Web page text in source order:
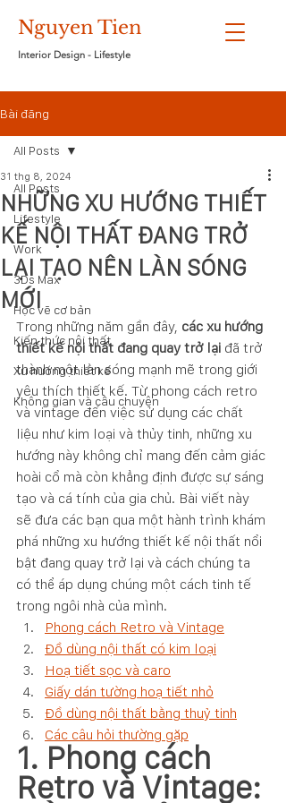
Nguyen Tien
Interior Design - Lifestyle
Bài đăng
All Posts
Lifestyle
Work
3Ds Max
Học vẽ cơ bản
Kiến thức nội thất
Xu hướng thiết kế
Không gian và câu chuyện
All Posts
NHỮNG XU HƯỚNG THIẾT
KẾ NỘI THẤT ĐANG TRỞ
LẠI TẠO NÊN LÀN SÓNG
MỚI
31 thg 8, 2024
Trong những năm gần đây, các xu hướng
thiết kế nội thất đang quay trở lại đã trở
thành một làn sóng mạnh mẽ trong giới
yêu thích thiết kế. Từ phong cách retro
và vintage đến việc sử dụng các chất
liệu như kim loại và thủy tinh, những xu
hướng này không chỉ mang đến cảm giác
hoài cổ mà còn khẳng định được sự sáng
tạo và cá tính của gia chủ. Bài viết này
sẽ đưa các bạn qua một hành trình khám
phá những xu hướng thiết kế nội thất nổi
bật đang quay trở lại và cách chúng ta
có thể áp dụng chúng một cách tinh tế
trong ngôi nhà của mình.
Phong cách Retro và Vintage
Đồ dùng nội thất có kim loại
Hoạ tiết sọc và caro
Giấy dán tường hoạ tiết nhỏ
Đồ dùng nội thất bằng thuỷ tinh
Các câu hỏi thường gặp
1. Phong cách
Retro và Vintage: